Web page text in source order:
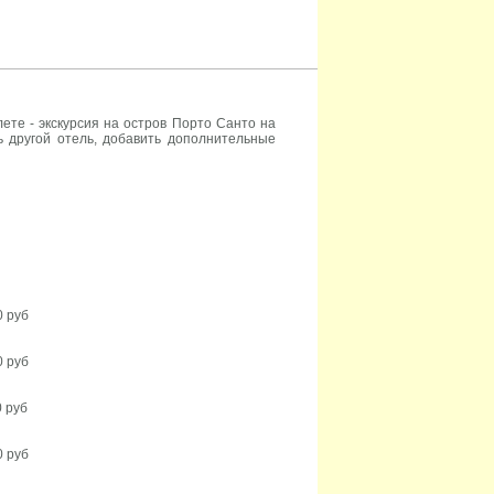
- экскурсия на остров Порто Санто на
отель, добавить дополнительные
руб
руб
руб
руб